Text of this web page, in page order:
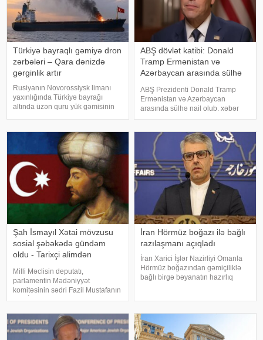
Türkiyə bayraqlı gəmiyə dron
zərbələri – Qara dənizdə
gərginlik artır
Rusiyanın Novorossiysk limanı
yaxınlığında Türkiyə bayrağı
altında üzən quru yük gəmisinin
Türkiyə mediası məlumat yayıb.
Məlumata görə, hadisə
Novorossiys
ABŞ dövlət katibi: Donald
Tramp Ermənistan və
Azərbaycan arasında sülhə
ABŞ Prezidenti Donald Tramp
Ermənistan və Azərbaycan
arasında sülhə nail olub. xəbər
verir ki, bunu ABŞ dövlət katibi
Vaşinqton görüşünün birinci
ildönümü ilə bağlı paylaşımında
bildirib
Şah İsmayıl Xətai mövzusu
sosial şəbəkədə gündəm
oldu - Tarixçi alimdən
Milli Məclisin deputatı,
parlamentin Mədəniyyət
komitəsinin sədri Fazil Mustafanın
Şah İsmayıl Xətai ilə bağlı
ictimai müzakirələrə səbəb olub. .
Deputat Şah İsmayılın adını
daşıyan ordeni
İran Hörmüz boğazı ilə bağlı
razılaşmanı açıqladı
İran Xarici İşlər Nazirliyi Omanla
Hörmüz boğazından gəmiçiliklə
bağlı birgə bəyanatın hazırlıq
İsmail Baqai iki ölkə arasınd